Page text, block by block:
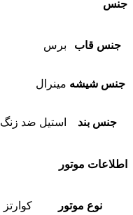
جنس
جنس قاب برس
جنس شیشه مینرال
جنس بند استیل ضد زنگ
اطلاعات موتور
نوع موتور کوارتز